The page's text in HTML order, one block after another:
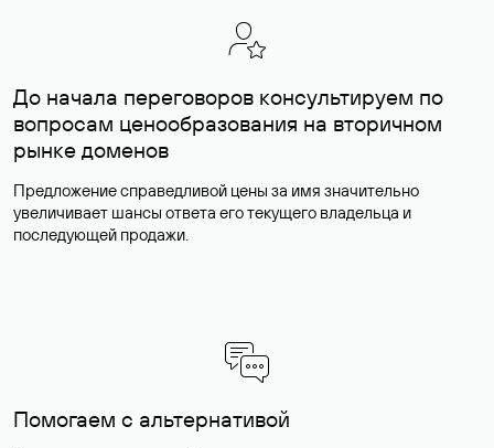
До начала переговоров консультируем по
вопросам ценообразования на вторичном
рынке доменов
Предложение справедливой цены за имя значительно
увеличивает шансы ответа его текущего владельца и
последующей продажи.
Помогаем с альтернативой